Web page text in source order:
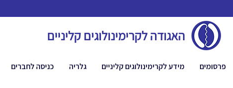
האגודה לקרימינולוגים קליניים
פרסומים מידע לקרימינולוגים קליניים גלריה כניסה לחברים